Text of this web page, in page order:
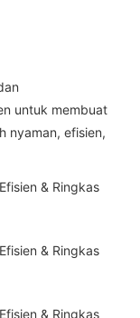
untuk membuat
nyaman, efisien,